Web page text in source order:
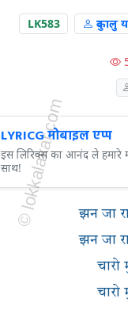
LK583 दुकालु
LYRICG मोबाइल एप्प
इस लिरिक्स का आनंद ले हमारे
साथ!
झन जा
झन जा